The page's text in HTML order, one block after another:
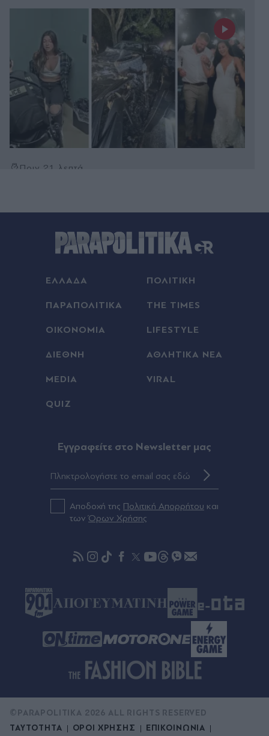
Πριν 21 λεπτά
Πριν 23 λεπτά
Δυτική Αττική: Η επόμενη μέρα μετά τις φωτιές -
πριν από τις βροχές
Πριν 31 λεπτά
δημητριακά για καλύτερη υγεία της καρδιάς
Πριν 39 λεπτά
δρομολόγια προς Καλαμαριά - Πότε τίθενται σε
CNN: Σχέδιο απεμπλοκής από τη σύγκρουση με
Τραμπ - "Περιορισμένες οι επιλογές των ΗΠΑ"
Πριν 52 λεπτά
Μπαρτσελόνα: Ο Πεπ Γκουαρδιόλα συμβούλευσε
ΕΛΛΑΔΑ ΠΟΛΙΤΙΚΗ
ΠΑΡΑΠΟΛΙΤΙΚΑ THE TIMES
ΟΙΚΟΝΟΜΙΑ LIFESTYLE
ΔΙΕΘΝΗ ΑΘΛΗΤΙΚΑ ΝΕΑ
MEDIA VIRAL
QUIZ
Eγγραφείτε στο Newsletter μας
Αποδοχή της Πολιτική Απορρήτου και
τωνΌρων Χρήσης
ΤΑΥΤΟΤΗΤΑ ΟΡΟΙ ΧΡΗΣΗΣ ΕΠΙΚΟΙΝΩΝΙΑ
©PARAPOLITIKA 2026 ALL RIGHTS RESERVED